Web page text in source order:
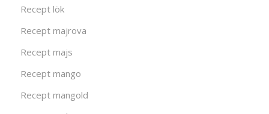
Recept lök
Recept majrova
Recept majs
Recept mango
Recept mangold